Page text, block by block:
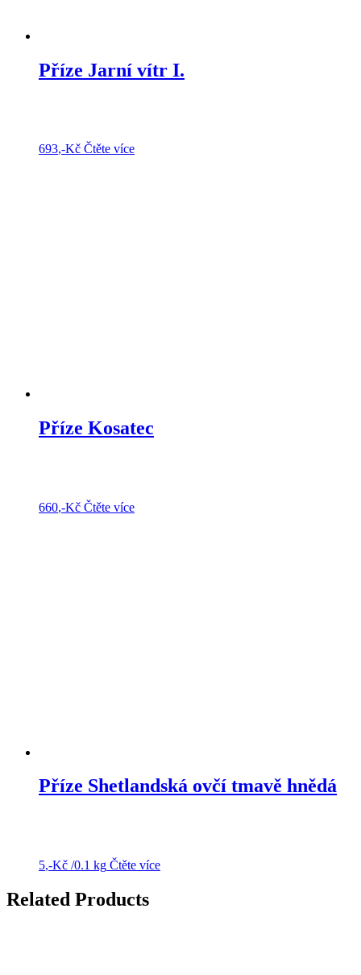
Příze Jarní vítr I.
693,-Kč Čtěte více
Příze Kosatec
660,-Kč Čtěte více
Příze Shetlandská ovčí tmavě hnědá
5,-Kč /0.1 kg Čtěte více
Related Products